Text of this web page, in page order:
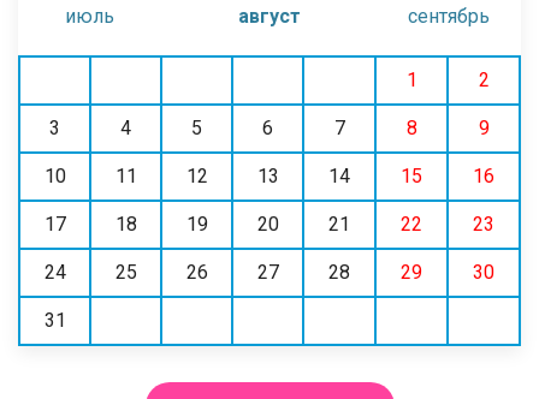
июль август сентябрь
1 2
3 4 5 6 7 8 9
10 11 12 13 14 15 16
17 18 19 20 21 22 23
24 25 26 27 28 29 30
31